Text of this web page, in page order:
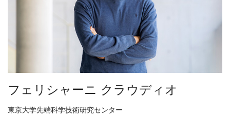
フェリシャーニ クラウディオ
東京大学先端科学技術研究センター